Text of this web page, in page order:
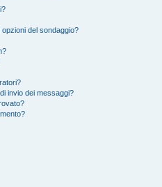
del sondaggio?
invio dei messaggi?